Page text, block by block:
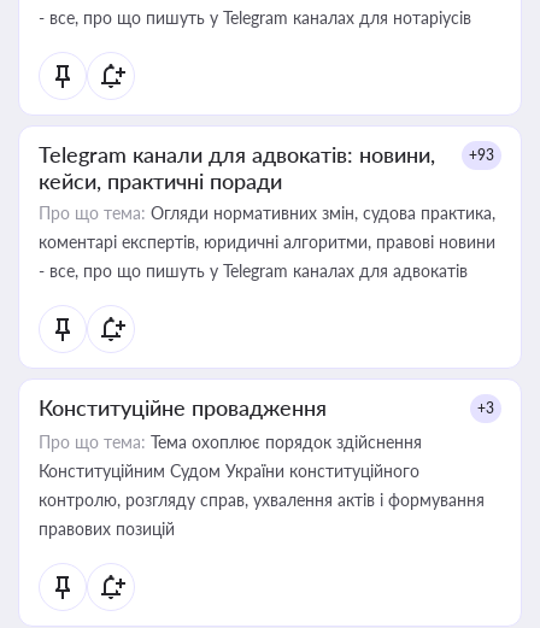
- все, про що пишуть у Telegram каналах для нотаріусів
Telegram канали для адвокатів: новини,
кейси, практичні поради
+93
Про що тема: Огляди нормативних змін, судова практика,
коментарі експертів, юридичні алгоритми, правові новини
- все, про що пишуть у Telegram каналах для адвокатів
Конституційне провадження +3
Про що тема: Тема охоплює порядок здійснення
Конституційним Судом України конституційного
контролю, розгляду справ, ухвалення актів і формування
правових позицій